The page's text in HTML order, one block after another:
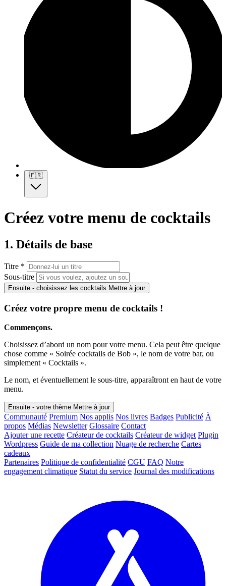
🇫🇷
Créez votre menu de cocktails
1. Détails de base
Titre *
Sous-titre
Ensuite - choisissez les cocktails Mettre à jour
Créez votre propre menu de cocktails !
Commençons.
Choisissez d’abord un nom pour votre menu. Cela peut être quelque
chose comme « Soirée cocktails de Bob », le nom de votre bar, ou
simplement « Cocktails ».
Le nom, et éventuellement le sous-titre, apparaîtront en haut de votre
menu.
Ensuite - votre thème Mettre à jour
Communauté Premium Nos applis Nos livres Badges Publicité À
propos Médias Newsletter Glossaire Contact
Ajouter une recette Créateur de cocktails Créateur de widget Plugin
Wordpress Guide de ma collection Nuage de recherche Cartes
cadeaux
Partenaires Politique de confidentialité CGU FAQ Notre
engagement climatique Statut du service Journal des modifications